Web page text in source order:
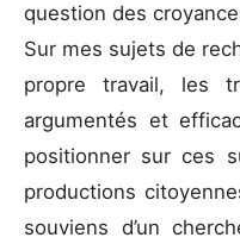
question des
Sur mes sujets de
propre travail, les
argumentés et
positionner sur ces
productions
souviens d’un